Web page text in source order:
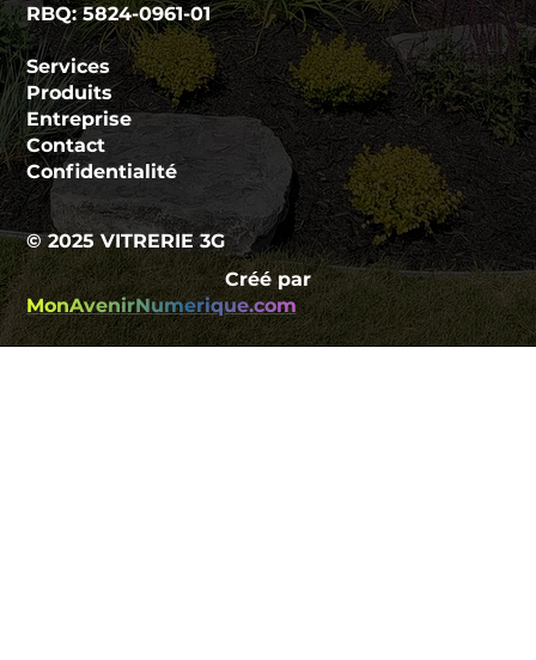
MonAvenirNumerique.com
Créé par
© 2025 VITRERIE 3G
Services
Produits
Entreprise
Contact
Confidentialité
RBQ: 5824-0961-01